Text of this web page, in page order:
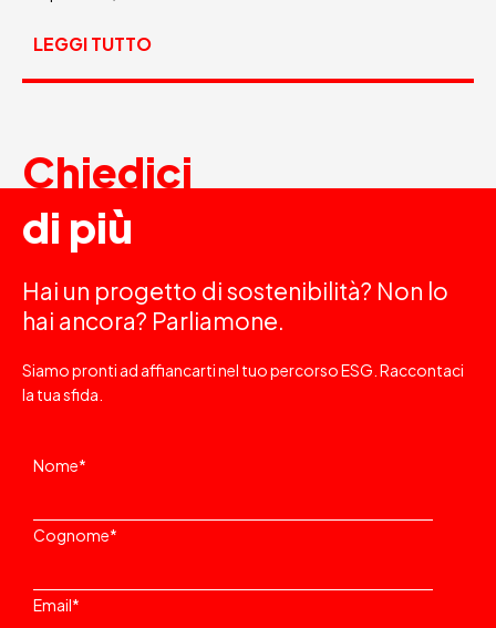
LEGGI TUTTO
Chiedici
di più
Hai un progetto di sostenibilità? Non lo
hai ancora? Parliamone.
Siamo pronti ad affiancarti nel tuo percorso ESG. Raccontaci
la tua sfida.
Nome*
Cognome*
Email*